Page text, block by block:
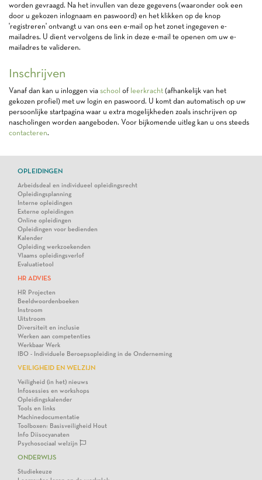
worden gevraagd. Na het invullen van deze gegevens (waaronder ook een
door u gekozen inlognaam en paswoord) en het klikken op de knop
'registreren' ontvangt u van ons een e-mail op het zonet ingegeven e-
mailadres. U dient vervolgens de link in deze e-mail te openen om uw e-
mailadres te valideren.
Inschrijven
Vanaf dan kan u inloggen via school of leerkracht (afhankelijk van het
gekozen profiel) met uw login en paswoord. U komt dan automatisch op uw
persoonlijke startpagina waar u extra mogelijkheden zoals inschrijven op
nascholingen worden aangeboden. Voor bijkomende uitleg kan u ons steeds
contacteren.
OPLEIDINGEN
Arbeidsdeal en individueel opleidingsrecht
Opleidingsplanning
Interne opleidingen
Externe opleidingen
Online opleidingen
Opleidingen voor bedienden
Kalender
Opleiding werkzoekenden
Vlaams opleidingsverlof
Evaluatietool
HR ADVIES
HR Projecten
Beeldwoordenboeken
Instroom
Uitstroom
Diversiteit en inclusie
Werken aan competenties
Werkbaar Werk
IBO - Individuele Beroepsopleiding in de Onderneming
VEILIGHEID EN WELZIJN
Veiligheid (in het) nieuws
Infosessies en workshops
Opleidingskalender
Tools en links
Machinedocumentatie
Toolboxen: Basisveiligheid Hout
Info Diisocyanaten
Psychosociaal welzijn
ONDERWIJS
Studiekeuze